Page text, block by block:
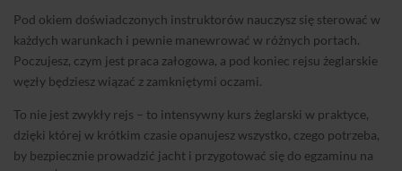
Pod okiem doświadczonych instruktorów nauczysz się sterować w
każdych warunkach i pewnie manewrować w różnych portach.
Poczujesz, czym jest praca załogowa, a pod koniec rejsu żeglarskie
węzły będziesz wiązać z zamkniętymi oczami.
To nie jest zwykły rejs – to intensywny kurs żeglarski w praktyce,
dzięki której w krótkim czasie opanujesz wszystko, czego potrzeba,
by bezpiecznie prowadzić jacht i przygotować się do egzaminu na